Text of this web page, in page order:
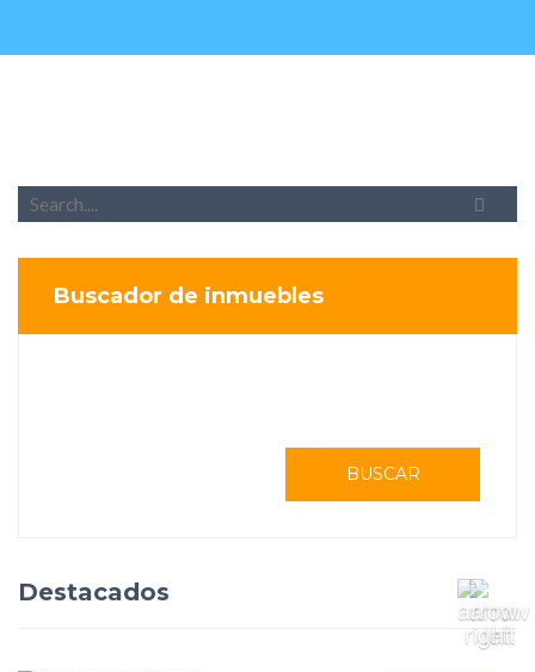
Buscador de inmuebles
BUSCAR
Destacados